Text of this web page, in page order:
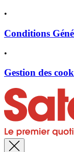
•
Conditions
•
Gestion des